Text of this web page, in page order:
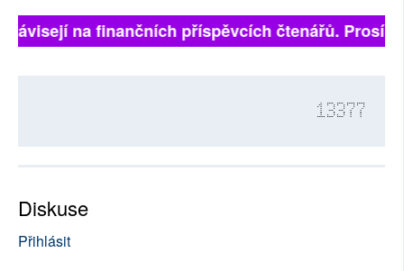
na finančních příspěvcích čtenářů.
13377
Diskuse
Přihlásit